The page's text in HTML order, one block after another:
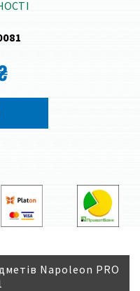
Napoleon PRO